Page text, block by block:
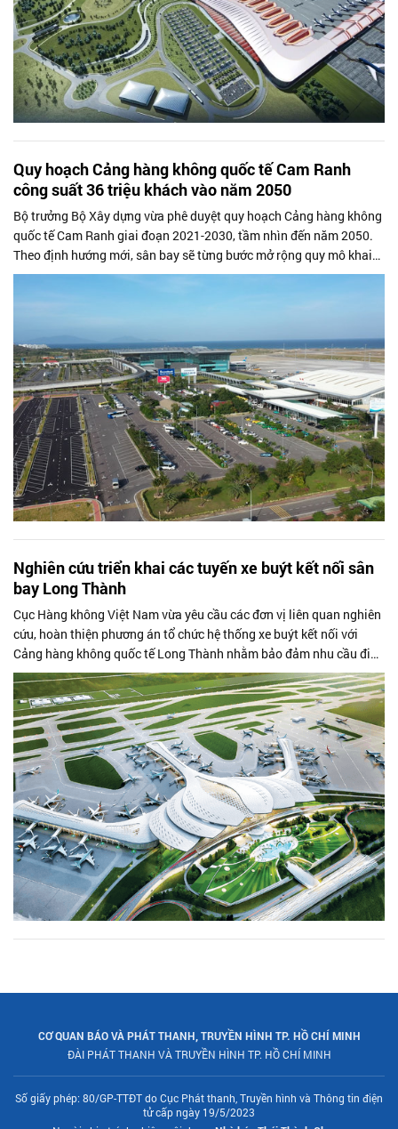
Quy hoạch Cảng hàng không quốc tế Cam Ranh
công suất 36 triệu khách vào năm 2050
Bộ trưởng Bộ Xây dựng vừa phê duyệt quy hoạch Cảng hàng không
quốc tế Cam Ranh giai đoạn 2021-2030, tầm nhìn đến năm 2050.
Theo định hướng mới, sân bay sẽ từng bước mở rộng quy mô khai
thác nhằm đáp ứng...
Nghiên cứu triển khai các tuyến xe buýt kết nối sân
bay Long Thành
Cục Hàng không Việt Nam vừa yêu cầu các đơn vị liên quan nghiên
cứu, hoàn thiện phương án tổ chức hệ thống xe buýt kết nối với
Cảng hàng không quốc tế Long Thành nhằm bảo đảm nhu cầu đi
lại của hành khách...
CƠ QUAN BÁO VÀ PHÁT THANH, TRUYỀN HÌNH TP. HỒ CHÍ MINH
ĐÀI PHÁT THANH VÀ TRUYỀN HÌNH TP. HỒ CHÍ MINH
Số giấy phép: 80/GP-TTĐT do Cục Phát thanh, Truyền hình và Thông tin điện
tử cấp ngày 19/5/2023